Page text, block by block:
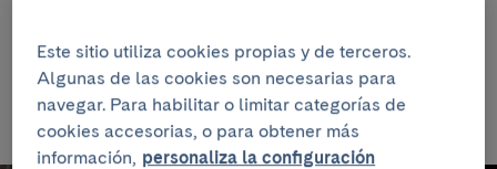
revolución para diferentes procedimientos
quirúrgicos.
Este sitio utiliza cookies propias y de terceros.
Algunas de las cookies son necesarias para
navegar. Para habilitar o limitar categorías de
cookies accesorias, o para obtener más
información, personaliza la configuración